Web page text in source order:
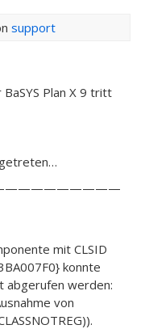
support
BaSYS Plan X 9 tritt
mit CLSID
konnte
abgerufen werden:
von